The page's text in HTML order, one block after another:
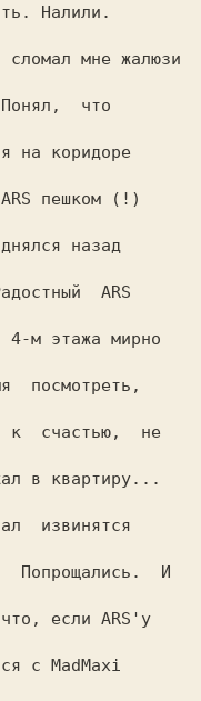
Налили.
мне жалюзи
что
на коридоре
пешком (!)
назад
ARS
м этажа мирно
посмотреть,
счастью,  не
в квартиру...
извинятся
Попрощались.  И
если ARS'у
с MadMaxi